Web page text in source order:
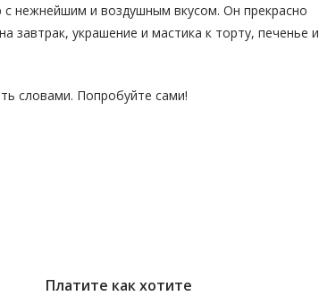
нежнейшим и воздушным вкусом. Он прекрасно
завтрак, украшение и мастика к торту, печенье и
словами. Попробуйте сами!
Платите как хотите